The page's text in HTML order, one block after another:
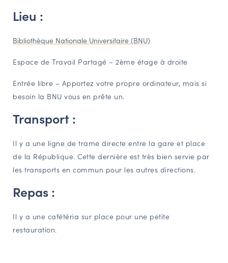
Lieu :
Bibliothèque Nationale Universitaire (BNU)
Espace de Travail Partagé – 2ème étage à droite
Entrée libre – Apportez votre propre ordinateur, mais si
besoin la BNU vous en prête un.
Transport :
Il y a une ligne de trame directe entre la gare et place
de la République. Cette dernière est très bien servie par
les transports en commun pour les autres directions.
Repas :
Il y a une cafétéria sur place pour une petite
restauration.